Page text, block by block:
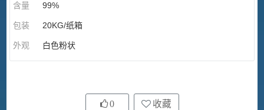
含量 99%
包装 20KG/纸箱
外观 白色粉状
0 收藏